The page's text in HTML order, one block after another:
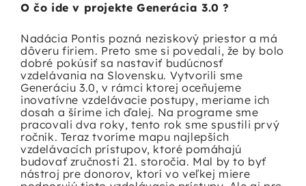
O čo ide v projekte Generácia 3.0 ?
Nadácia Pontis pozná neziskový priestor a má
dôveru firiem. Preto sme si povedali, že by bolo
dobré pokúsiť sa nastaviť budúcnosť
vzdelávania na Slovensku. Vytvorili sme
Generáciu 3.0, v rámci ktorej oceňujeme
inovatívne vzdelávacie postupy, meriame ich
dosah a šírime ich ďalej. Na programe sme
pracovali dva roky, tento rok sme spustili prvý
ročník. Teraz tvoríme mapu najlepších
vzdelávacích prístupov, ktoré pomáhajú
budovať zručnosti 21. storočia. Mal by to byť
nástroj pre donorov, ktorí vo veľkej miere